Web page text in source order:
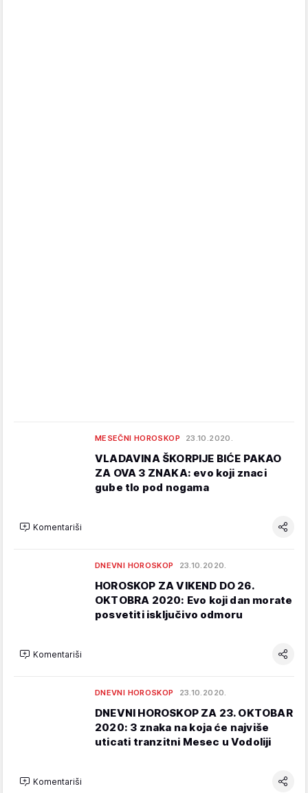
MESEČNI HOROSKOP 23.10.2020.
VLADAVINA ŠKORPIJE BIĆE PAKAO
ZA OVA 3 ZNAKA: evo koji znaci
gube tlo pod nogama
Komentariši
DNEVNI HOROSKOP 23.10.2020.
HOROSKOP ZA VIKEND DO 26.
OKTOBRA 2020: Evo koji dan morate
posvetiti isključivo odmoru
Komentariši
DNEVNI HOROSKOP 23.10.2020.
DNEVNI HOROSKOP ZA 23. OKTOBAR
2020: 3 znaka na koja će najviše
uticati tranzitni Mesec u Vodoliji
Komentariši